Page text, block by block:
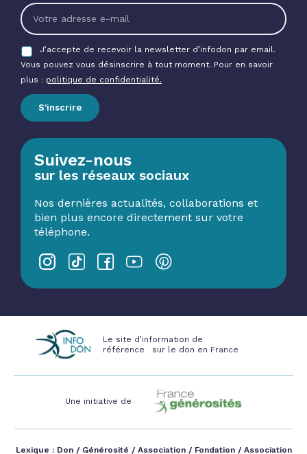
J’accepte de recevoir la newsletter d’infodon par email.
Vous pouvez vous désinscrire à tout moment. Pour en savoir
plus : politique de confidentialité.
S’inscrire
Suivez-nous
sur les réseaux sociaux
Nos dernières actualités, collaborations et
bien plus encore directement sur votre
téléphone.
Le site d’information de
référence sur le don en France
Une initiative de
Lexique : Don/ Générosité / Association/ Fondation/ Association